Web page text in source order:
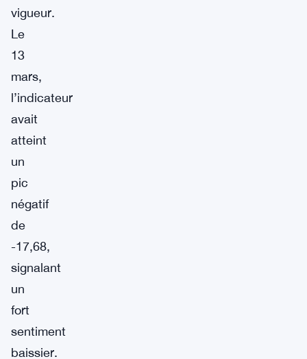
vigueur.
Le
13
mars,
l’indicateur
avait
atteint
un
pic
négatif
de
-17,68,
signalant
un
fort
sentiment
baissier.